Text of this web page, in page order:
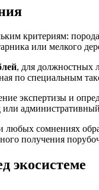
критериям:
или мелкого
, для должностных
по специальным
экспертизы и
или
сомнениях
получения
экосистеме